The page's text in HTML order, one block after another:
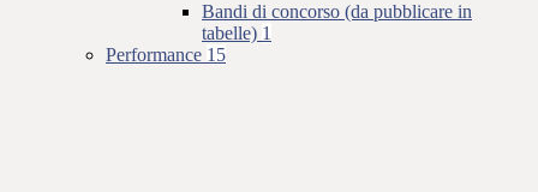
Bandi di concorso (da pubblicare in
tabelle) 1
Performance 15